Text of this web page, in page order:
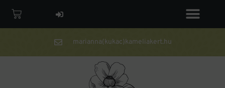
marianna(kukac)kameliakert.hu